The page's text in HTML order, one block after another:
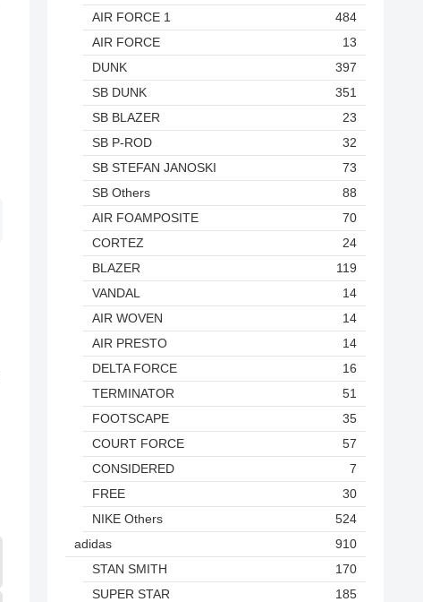
AIR FORCE 1
484
AIR FORCE
13
DUNK
397
SB DUNK
351
SB BLAZER
23
SB P-ROD
32
SB STEFAN JANOSKI
73
SB Others
88
AIR FOAMPOSITE
70
CORTEZ
24
BLAZER
119
VANDAL
14
AIR WOVEN
14
AIR PRESTO
14
DELTA FORCE
16
TERMINATOR
51
FOOTSCAPE
35
COURT FORCE
57
CONSIDERED
7
FREE
30
NIKE Others
524
adidas
910
STAN SMITH
170
SUPER STAR
185